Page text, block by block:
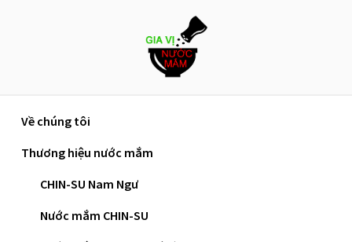
Về chúng tôi
Thương hiệu nước mắm
CHIN-SU Nam Ngư
Nước mắm CHIN-SU
Trang chủ»
Chế độ ăn eat clean nên bổ sung các loại
thực phẩm nào?
Chế Độ Ăn Eat Clean Nên